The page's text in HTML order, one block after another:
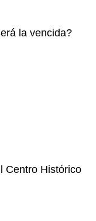
la vencida?
Centro Histórico